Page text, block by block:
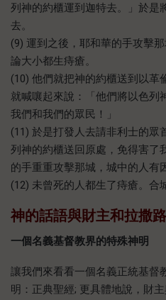
列神的約櫃運到迦特去。」於是
去。
(9) 運到之後，耶和華的手攻擊
論大小都生痔瘡。
(10) 他們就把神的約櫃送到以革
就喊嚷起來說：「他們將以色列
我們和我們的眾民！」
(11) 於是打發人去請非利士的眾
列神的約櫃送回原處，免得害了
的手重重攻擊那城，城中的人有
(12) 未曾死的人都生了痔瘡。合
神的話語與財主和拉撒
一個名義基督教界的特殊神明
讓我們來看看一個名義正統基督
明：正典聖經; 更具體地說，財主